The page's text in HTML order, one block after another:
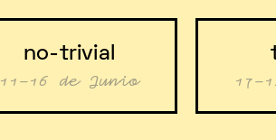
no-trivial
11-16 de Junio
17-